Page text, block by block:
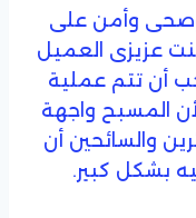
وأمن على
عزيزى العميل
أن تتم عملية
المسبح واجهة
والسائحين أن
بشكل كبير.